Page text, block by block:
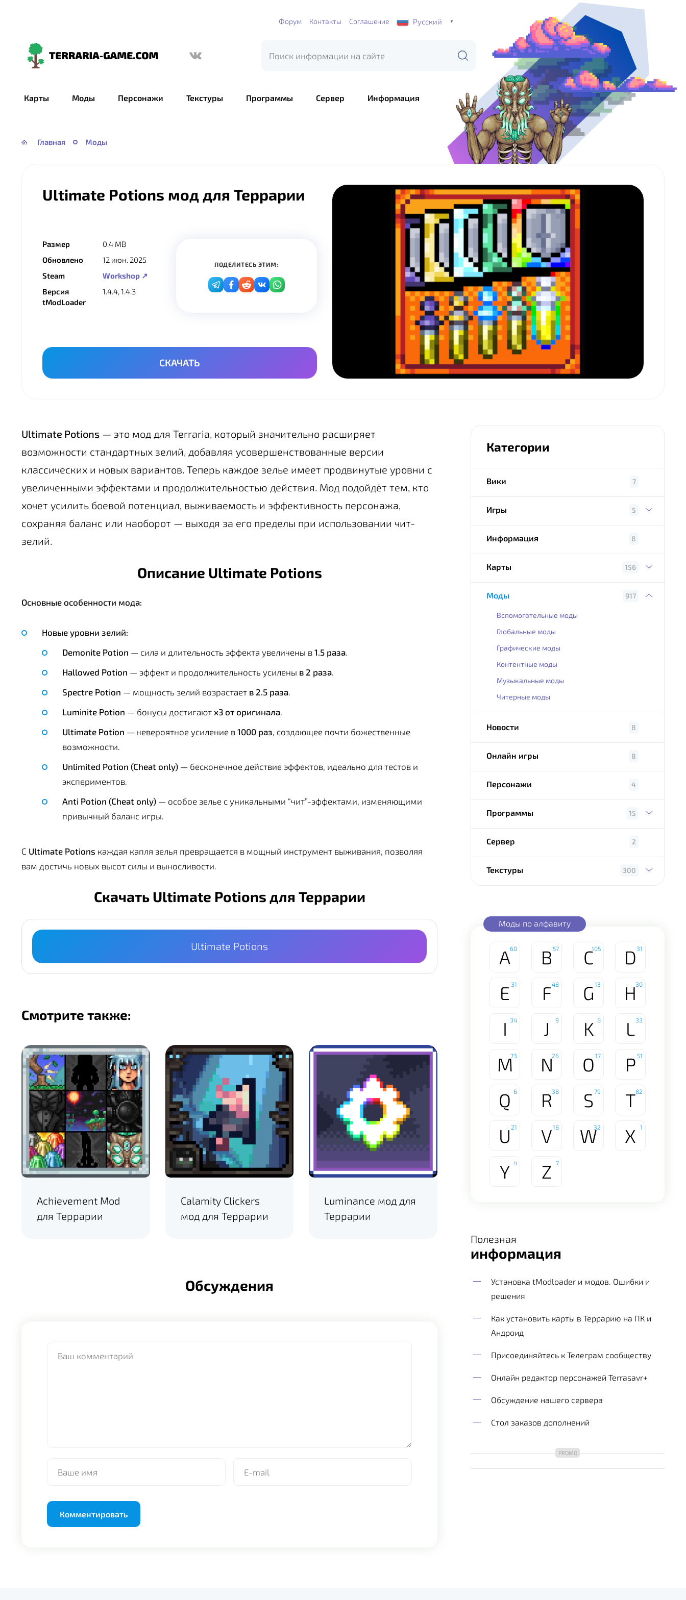
Форум Контакты Соглашение Русский ▼
Terraria-
Карты Моды Персонажи Текстуры Программы Сервер Информация
Главная Моды
Ultimate Potions мод для Террарии
Размер
0.4 MB
Обновлено
12 июн. 2025
Steam
Workshop ↗
Версия
tModLoader
1.4.4, 1.4.3
ПОДЕЛИТЕСЬ ЭТИМ:
СКАЧАТЬ
Ultimate Potions — это мод для Terraria, который значительно расширяет
возможности стандартных зелий, добавляя усовершенствованные версии
классических и новых вариантов. Теперь каждое зелье имеет продвинутые уровни с
увеличенными эффектами и продолжительностью действия. Мод подойдёт тем, кто
хочет усилить боевой потенциал, выживаемость и эффективность персонажа,
сохраняя баланс или наоборот — выходя за его пределы при использовании чит-
зелий.
Описание Ultimate Potions
Основные особенности мода:
Новые уровни зелий:
Demonite Potion — сила и длительность эффекта увеличены в 1.5 раза.
Hallowed Potion — эффект и продолжительность усилены в 2 раза.
Spectre Potion — мощность зелий возрастает в 2.5 раза.
Luminite Potion — бонусы достигают x3 от оригинала.
Ultimate Potion — невероятное усиление в 1000 раз, создающее почти божественные
возможности.
Unlimited Potion (Cheat only) — бесконечное действие эффектов, идеально для тестов и
экспериментов.
Anti Potion (Cheat only) — особое зелье с уникальными “чит”-эффектами, изменяющими
привычный баланс игры.
С Ultimate Potions каждая капля зелья превращается в мощный инструмент выживания, позволяя
вам достичь новых высот силы и выносливости.
Скачать Ultimate Potions для Террарии
Ultimate Potions
Смотрите также:
Achievement Mod
для Террарии
Calamity Clickers
мод для Террарии
Luminance мод для
Террарии
Обсуждения
Категории
Вики 7
Игры 5
Информация 8
Карты 156
Моды 917
Вспомогательные моды
Глобальные моды
Графические моды
Контентные моды
Музыкальные моды
Читерные моды
Новости 8
Онлайн игры 8
Персонажи 4
Программы 15
Сервер 2
Текстуры 300
Моды по алфавиту
A60 B 57 C105 D 31
E 31 F48 G 13 H30
I 34 J 9 K 8 L 33
M73 N26 O 17 P 51
Q 6 R38 S79 T82
U 21 V18 W32 X 1
Y 4 Z 7
Полезная
информация
Установка tModloader и модов. Ошибки и
решения
Как установить карты в Террарию на ПК и
Андроид
Присоединяйтесь к Телеграм сообществу
Онлайн редактор персонажей Terrasavr+
Обсуждение нашего сервера
Стол заказов дополнений